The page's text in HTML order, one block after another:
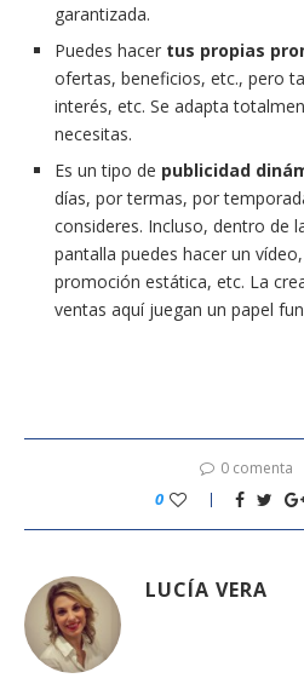
garantizada.
Puedes hacer tus propias
ofertas, beneficios, etc., pero
interés, etc. Se adapta
necesitas.
Es un tipo de publicidad
días, por termas, por
consideres. Incluso, dentro de
pantalla puedes hacer un
promoción estática, etc. La
ventas aquí juegan un papel
0 comenta
0
LUCÍA VERA